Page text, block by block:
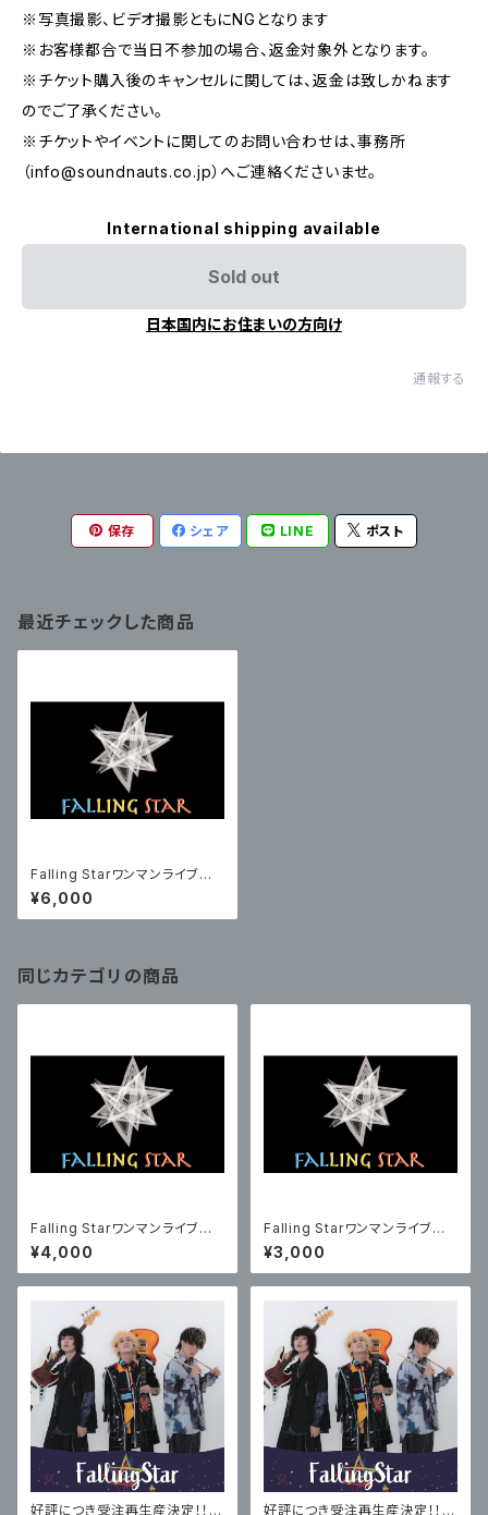
※写真撮影、ビデオ撮影ともにNGとなります
※お客様都合で当日不参加の場合、返金対象外となります。
※チケット購入後のキャンセルに関しては、返金は致しかねます
のでご了承ください。
※チケットやイベントに関してのお問い合わせは、事務所
（info@soundnauts.co.jp）へご連絡くださいませ。
International shipping available
Sold out
日本国内にお住まいの方向け
通報する
保存 シェア LINE ポスト
最近チェックした商品
Falling Starワンマンライブチ
ケット【通しチケット】
¥6,000
同じカテゴリの商品
Falling Starワンマンライブチ
ケット【2部チケット】
¥4,000
Falling Starワンマンライブチ
ケット【1部チケット】
¥3,000
好評につき受注再生産決定！！： 好評につき受注再生産決定！！：